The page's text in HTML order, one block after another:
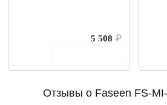
5 508 ₽
Отзывы о Faseen FS-